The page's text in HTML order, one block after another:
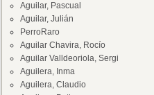
Aguilar, Pascual
Aguilar, Julián
PerroRaro
Aguilar Chavira, Rocío
Aguilar Valldeoriola, Sergi
Aguilera, Inma
Aguilera, Claudio